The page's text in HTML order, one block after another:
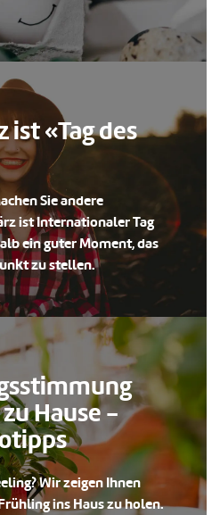
ist «Tag des
Sie andere
ist Internationaler Tag
ein guter Moment, das
zu stellen.
Hause -
Wir zeigen Ihnen
ins Haus zu holen.